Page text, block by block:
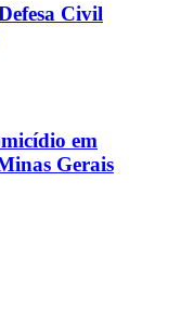
Civil
em
Gerais